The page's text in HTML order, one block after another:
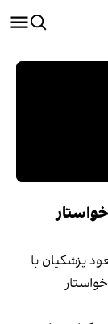
پزشکیان با